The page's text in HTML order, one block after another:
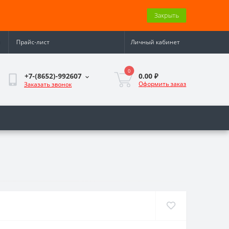
Закрыть
Прайс-лист Личный кабинет
+7-(8652)-992607
Заказать звонок
0
0.00 ₽
Оформить заказ